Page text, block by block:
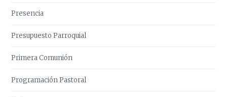
Presencia
Presupuesto Parroquial
Primera Comunión
Programación Pastoral